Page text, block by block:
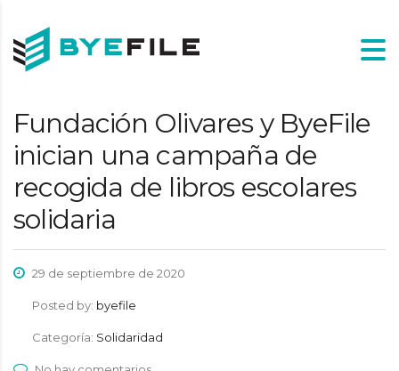
Fundación Olivares y ByeFile
inician una campaña de
recogida de libros escolares
solidaria
29 de septiembre de 2020
Posted by: byefile
Categoría: Solidaridad